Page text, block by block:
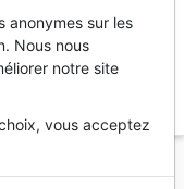
anonymes sur les
Nous nous
notre site
vous acceptez